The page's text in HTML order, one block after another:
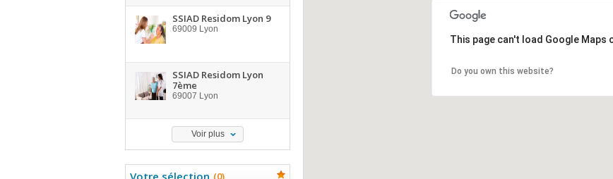
SSIAD Residom Lyon 9
69009 Lyon
SSIAD Residom Lyon
7ème
69007 Lyon
Voir plus
Votre sélection (0)
This page can't load Google Maps
Do you own this website?